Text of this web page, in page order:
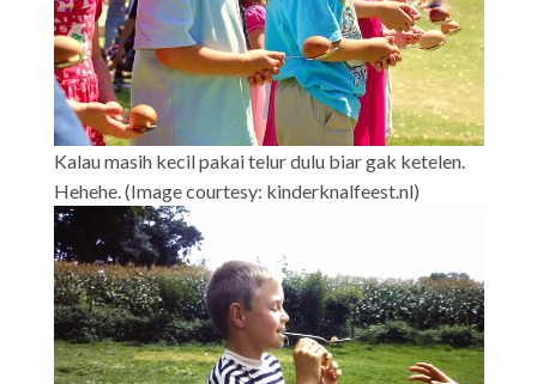
Kalau masih kecil pakai telur dulu biar gak ketelen.
Hehehe. (Image courtesy: kinderknalfeest.nl)